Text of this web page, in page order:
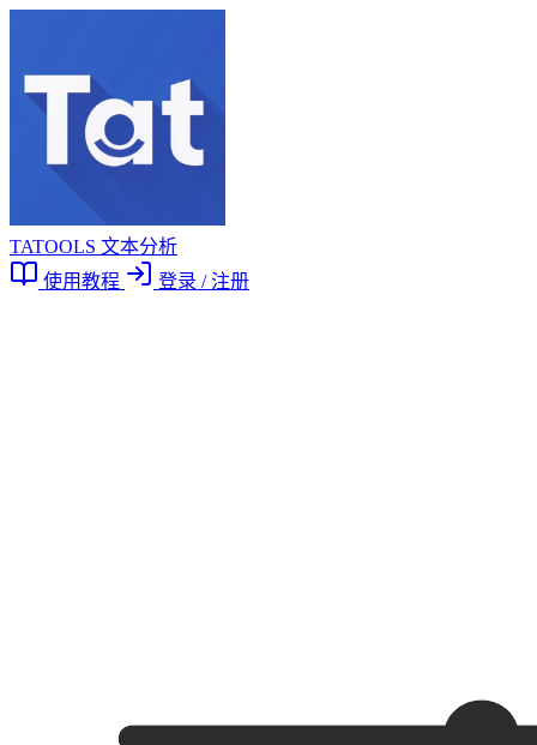
TATOOLS 文本分析
使用教程
登录 / 注册